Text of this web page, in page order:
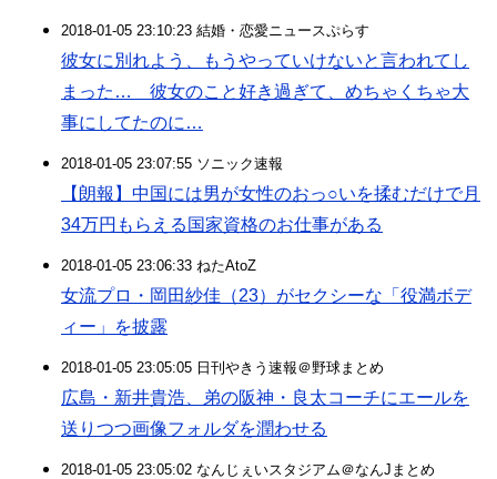
2018-01-05 23:10:23 結婚・恋愛ニュースぷらす
彼女に別れよう、もうやっていけないと言われてし
まった… 彼女のこと好き過ぎて、めちゃくちゃ大
事にしてたのに…
2018-01-05 23:07:55 ソニック速報
【朗報】中国には男が女性のおっ○いを揉むだけで月
34万円もらえる国家資格のお仕事がある
2018-01-05 23:06:33 ねたAtoZ
女流プロ・岡田紗佳（23）がセクシーな「役満ボデ
ィー」を披露
2018-01-05 23:05:05 日刊やきう速報＠野球まとめ
広島・新井貴浩、弟の阪神・良太コーチにエールを
送りつつ画像フォルダを潤わせる
2018-01-05 23:05:02 なんじぇいスタジアム＠なんJまとめ